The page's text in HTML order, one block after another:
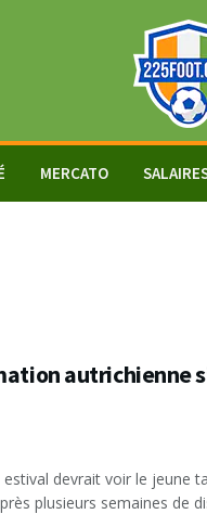
MERCATO
autrichienne
devrait voir le jeune
plusieurs semaines de